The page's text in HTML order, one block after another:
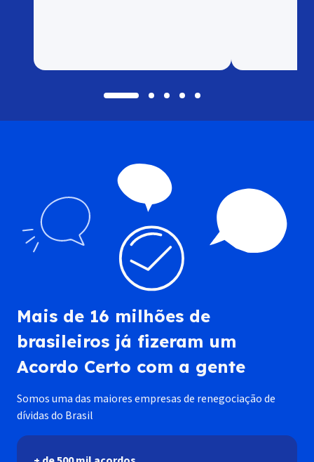
Mais de 16 milhões de
brasileiros já fizeram um
Acordo Certo com a gente
Somos uma das maiores empresas de renegociação de
dívidas do Brasil